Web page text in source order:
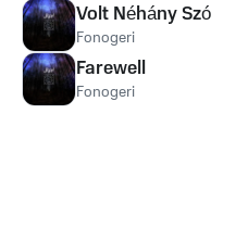
Volt Néhány Szó
Fonogeri
Farewell
Fonogeri